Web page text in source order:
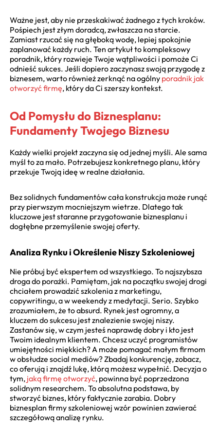
Ważne jest, aby nie przeskakiwać żadnego z tych kroków.
Pośpiech jest złym doradcą, zwłaszcza na starcie.
Zamiast rzucać się na głęboką wodę, lepiej spokojnie
zaplanować każdy ruch. Ten artykuł to kompleksowy
poradnik, który rozwieje Twoje wątpliwości i pomoże Ci
odnieść sukces. Jeśli dopiero zaczynasz swoją przygodę z
biznesem, warto również zerknąć na ogólny poradnik jak
otworzyć firmę, który da Ci szerszy kontekst.
Od Pomysłu do Biznesplanu:
Fundamenty Twojego Biznesu
Każdy wielki projekt zaczyna się od jednej myśli. Ale sama
myśl to za mało. Potrzebujesz konkretnego planu, który
przekuje Twoją ideę w realne działania.
Bez solidnych fundamentów cała konstrukcja może runąć
przy pierwszym mocniejszym wietrze. Dlatego tak
kluczowe jest staranne przygotowanie biznesplanu i
dogłębne przemyślenie swojej oferty.
Analiza Rynku i Określenie Niszy Szkoleniowej
Nie próbuj być ekspertem od wszystkiego. To najszybsza
droga do porażki. Pamiętam, jak na początku swojej drogi
chciałem prowadzić szkolenia z marketingu,
copywritingu, a w weekendy z medytacji. Serio. Szybko
zrozumiałem, że to absurd. Rynek jest ogromny, a
kluczem do sukcesu jest znalezienie swojej niszy.
Zastanów się, w czym jesteś naprawdę dobry i kto jest
Twoim idealnym klientem. Chcesz uczyć programistów
umiejętności miękkich? A może pomagać małym firmom
w obsłudze social mediów? Zbadaj konkurencję, zobacz,
co oferują i znajdź lukę, którą możesz wypełnić. Decyzja o
tym, jaką firmę otworzyć, powinna być poprzedzona
solidnym researchem. To absolutna podstawa, by
stworzyć biznes, który faktycznie zarabia. Dobry
biznesplan firmy szkoleniowej wzór powinien zawierać
szczegółową analizę rynku.